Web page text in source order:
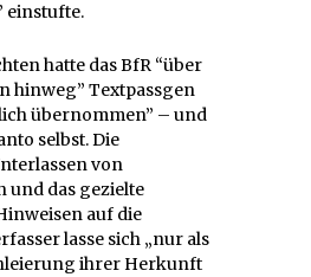
einstufte.
hatte das BfR “über
hinweg” Textpassgen
übernommen” – und
selbst. Die
von
und das gezielte
auf die
lasse sich „nur als
ihrer Herkunft